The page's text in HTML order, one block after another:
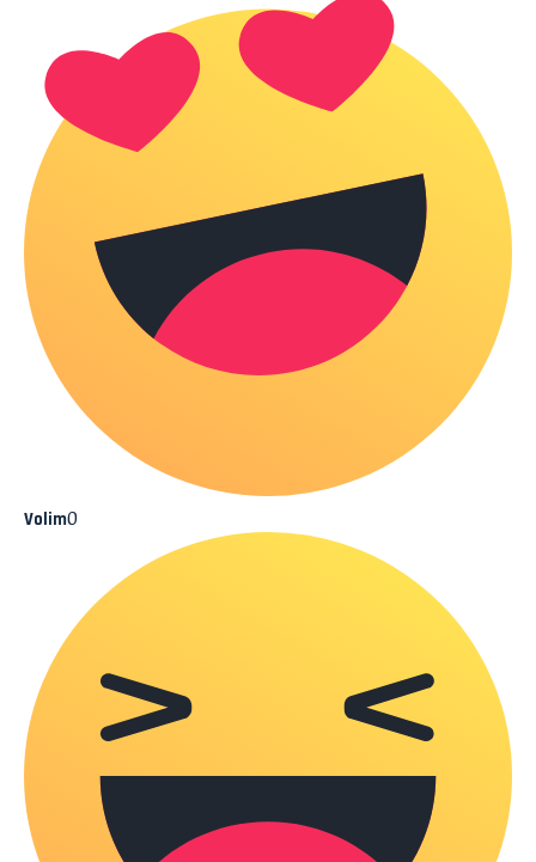
Volim0